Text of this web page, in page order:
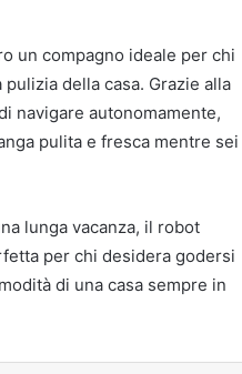
un compagno ideale per chi
della casa. Grazie alla
navigare autonomamente,
pulita e fresca mentre sei
lunga vacanza, il robot
per chi desidera godersi
di una casa sempre in